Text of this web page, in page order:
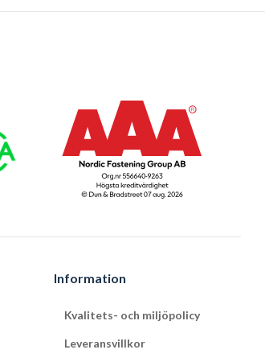
Information
Kvalitets- och miljöpolicy
Leveransvillkor